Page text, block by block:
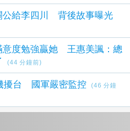
公給李四川 背後故事曝光
意度勉強贏她 王惠美諷：總
(44 分鐘前)
擾台 國軍嚴密監控
(46 分鐘